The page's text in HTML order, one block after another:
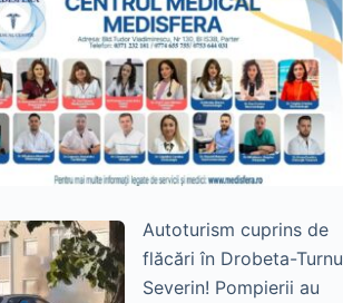
Autoturism cuprins de
flăcări în Drobeta-Turnu
Severin! Pompierii au